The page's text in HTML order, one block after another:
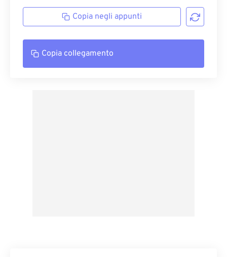
Copia negli appunti
Copia collegamento